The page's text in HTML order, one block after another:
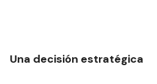
Una decisión estratégica